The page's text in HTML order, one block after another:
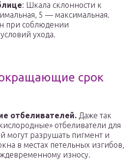
: Шкала склонности к
5 — максимальная.
при соблюдении
ухода.
срок
отбеливателей. Даже так
отбеливатели для
могут разрушать пигмент и
в местах петельных изгибов,
износу.